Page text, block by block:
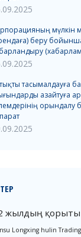
мүлкін
беру
тасымалдауға
азайтуға
орындалу
жылдың
Longxing hulin